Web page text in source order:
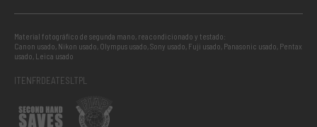
Material fotográfico de segunda mano, reacondicionado y testado:
Canon usado, Nikon usado, Olympus usado,Sony usado, Fuji usado, Panasonic usado, Pentax
usado, Leica usado
ITENFRDEATESLTPL